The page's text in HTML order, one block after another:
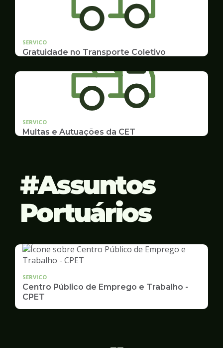
SERVICO
Gratuidade no Transporte Coletivo
Estudantes
SERVICO
Multas e Autuações da CET
Assuntos
Portuários
SERVICO
Centro Público de Emprego e Trabalho -
CPET